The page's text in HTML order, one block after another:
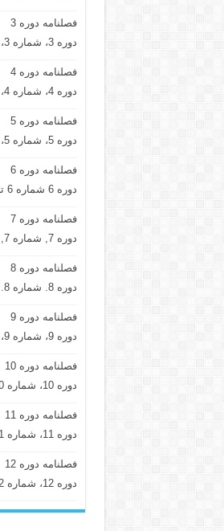
فصلنامه دوره 3
دوره 3، شماره 3، بهار 1400
فصلنامه دوره 4
دوره 4، شماره 4، تابستان 1400
فصلنامه دوره 5
دوره 5، شماره 5، بهار 1401
فصلنامه دوره 6
دوره 6 شماره 6 تابستان 1401
فصلنامه دوره 7
دوره 7, شماره 7, پاییز 1401
فصلنامه دوره 8
دوره 8. شماره 8. زمستان1401
فصلنامه دوره 9
دوره 9، شماره 9، بهار 1402
فصلنامه دوره 10
دوره 10، شماره 10، تابستان 1402
فصلنامه دوره 11
دوره 11، شماره 11، پاییز 1402
فصلنامه دوره 12
دوره 12، شماره 12، زمستان 1402